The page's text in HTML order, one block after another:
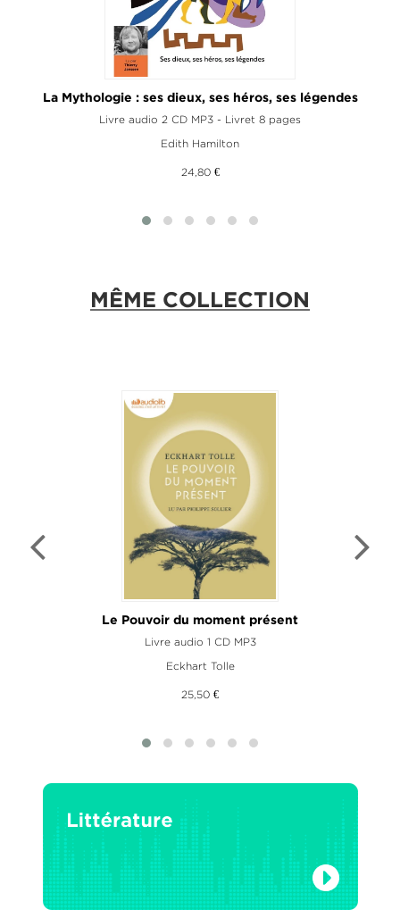
La Mythologie : ses dieux, ses héros, ses légendes
Livre audio 2 CD MP3 - Livret 8 pages
Edith Hamilton
24,80 €
MÊME COLLECTION
Le Pouvoir du moment présent
Livre audio 1 CD MP3
Eckhart Tolle
25,50 €